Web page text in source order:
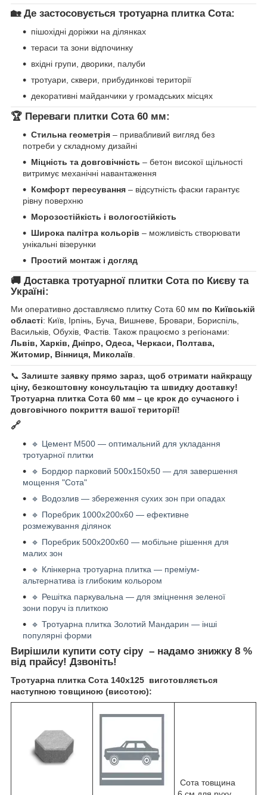
🏡 Де застосовується тротуарна плитка Сота:
пішохідні доріжки на ділянках
тераси та зони відпочинку
вхідні групи, дворики, палуби
тротуари, сквери, прибудинкові території
декоративні майданчики у громадських місцях
🏆 Переваги плитки Сота 60 мм:
Стильна геометрія – привабливий вигляд без
потреби у складному дизайні
Міцність та довговічність – бетон високої щільності
витримує механічні навантаження
Комфорт пересування – відсутність фаски гарантує
рівну поверхню
Морозостійкість і вологостійкість
Широка палітра кольорів – можливість створювати
унікальні візерунки
Простий монтаж і догляд
🚚 Доставка тротуарної плитки Сота по Києву та
Україні:
Ми оперативно доставляємо плитку Сота 60 мм по Київській
області: Київ, Ірпінь, Буча, Вишневе, Бровари, Бориспіль,
Васильків, Обухів, Фастів. Також працюємо з регіонами:
Львів, Харків, Дніпро, Одеса, Черкаси, Полтава,
Житомир, Вінниця, Миколаїв.
📞 Залиште заявку прямо зараз, щоб отримати найкращу
ціну, безкоштовну консультацію та швидку доставку!
Тротуарна плитка Сота 60 мм – це крок до сучасного і
довговічного покриття вашої території!
🔗
🔹 Цемент М500 — оптимальний для укладання
тротуарної плитки
🔹 Бордюр парковий 500х150х50 — для завершення
мощення "Сота"
🔹 Водозлив — збереження сухих зон при опадах
🔹 Поребрик 1000х200х60 — ефективне
розмежування ділянок
🔹 Поребрик 500х200х60 — мобільне рішення для
малих зон
🔹 Клінкерна тротуарна плитка — преміум-
альтернатива із глибоким кольором
🔹 Решітка паркувальна — для зміцнення зеленої
зони поруч із плиткою
🔹 Тротуарна плитка Золотий Мандарин — інші
популярні форми
Вирішили купити соту сіру – надамо знижку 8 %
від прайсу! Дзвоніть!
Тротуарна плитка Сота 140х125 виготовляється
наступною товщиною (висотою):
Сота товщина